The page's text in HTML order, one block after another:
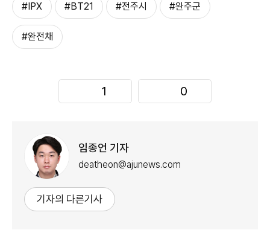
#IPX #BT21 #전주시 #완주군
#완전채
1 0
임종언 기자
deatheon@ajunews.com
기자의 다른기사